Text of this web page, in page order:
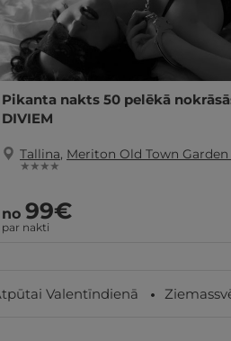
Pikanta nakts 50 pelēkā
DIVIEM
Tallina, Meriton Old Town
★ ★ ★ ★
no 99€
par nakti
Valentīndienā